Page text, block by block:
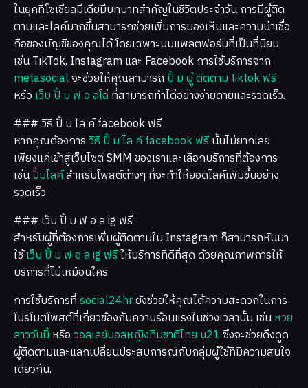
ในยุคที่โซเชียลมีเดียมีบทบาทสำคัญในชีวิตประจำวัน การมีผู้ติด
ตามและไลค์มากขึ้นสามารถช่วยเพิ่มการมองเห็นและความน่าเชื่อ
ถือของบัญชีของคุณได้ โดยเฉพาะบนแพลตฟอร์มที่เป็นที่นิยม
เช่น TikTok, Instagram และ Facebook การใช้บริการจาก
metasocialจะช่วยให้คุณสามารถ ปั้ ม ผู้ ติดตาม tiktok ฟรี
หรือ เว็บ ปั้ ม ฟ อ ลโล่ ที่สามารถทำได้อย่างง่ายดายและรวดเร็ว.
### วิธี ปั้ ม ไล ค์ facebook ฟรี
หากคุณต้องการวิธี ปั้ ม ไล ค์ facebook ฟรีนั้นไม่ยากเลย
เพียงแค่เข้าสู่เว็บไซต์ SMM ของเราและเลือกบริการที่ต้องการ
เช่นปั้มไลค์สำหรับโพสต์ต่างๆ ที่จะทำให้ยอดไลค์เพิ่มขึ้นอย่าง
รวดเร็ว
### เว็บ ปั้ ม ฟ อ ล ig ฟรี
สำหรับผู้ที่ต้องการเพิ่มผู้ติดตามใน Instagram ก็สามารถหันมา
ใช้เว็บ ปั้ ม ฟ อ ล ig ฟรีให้บริการที่ดีที่สุด ด้วยคุณภาพการให้
บริการที่ไม่เหมือนใคร
การใช้บริการที่social24hrยังช่วยให้คุณได้ความสะดวกในการ
โปรโมตโพสต์ที่เกี่ยวข้องกับความร้อนแรงในช่วงเวลานั้น เช่นหวย
ลาววันนี้หรือวอลเลย์บอลหญิงทีมชาติไทย u21 ซึ่งจะช่วยดึงดูด
ผู้ติดตามและแลกเปลี่ยนประสบการณ์กับกลุ่มผู้ใช้ที่มีความสนใจ
เดียวกัน.